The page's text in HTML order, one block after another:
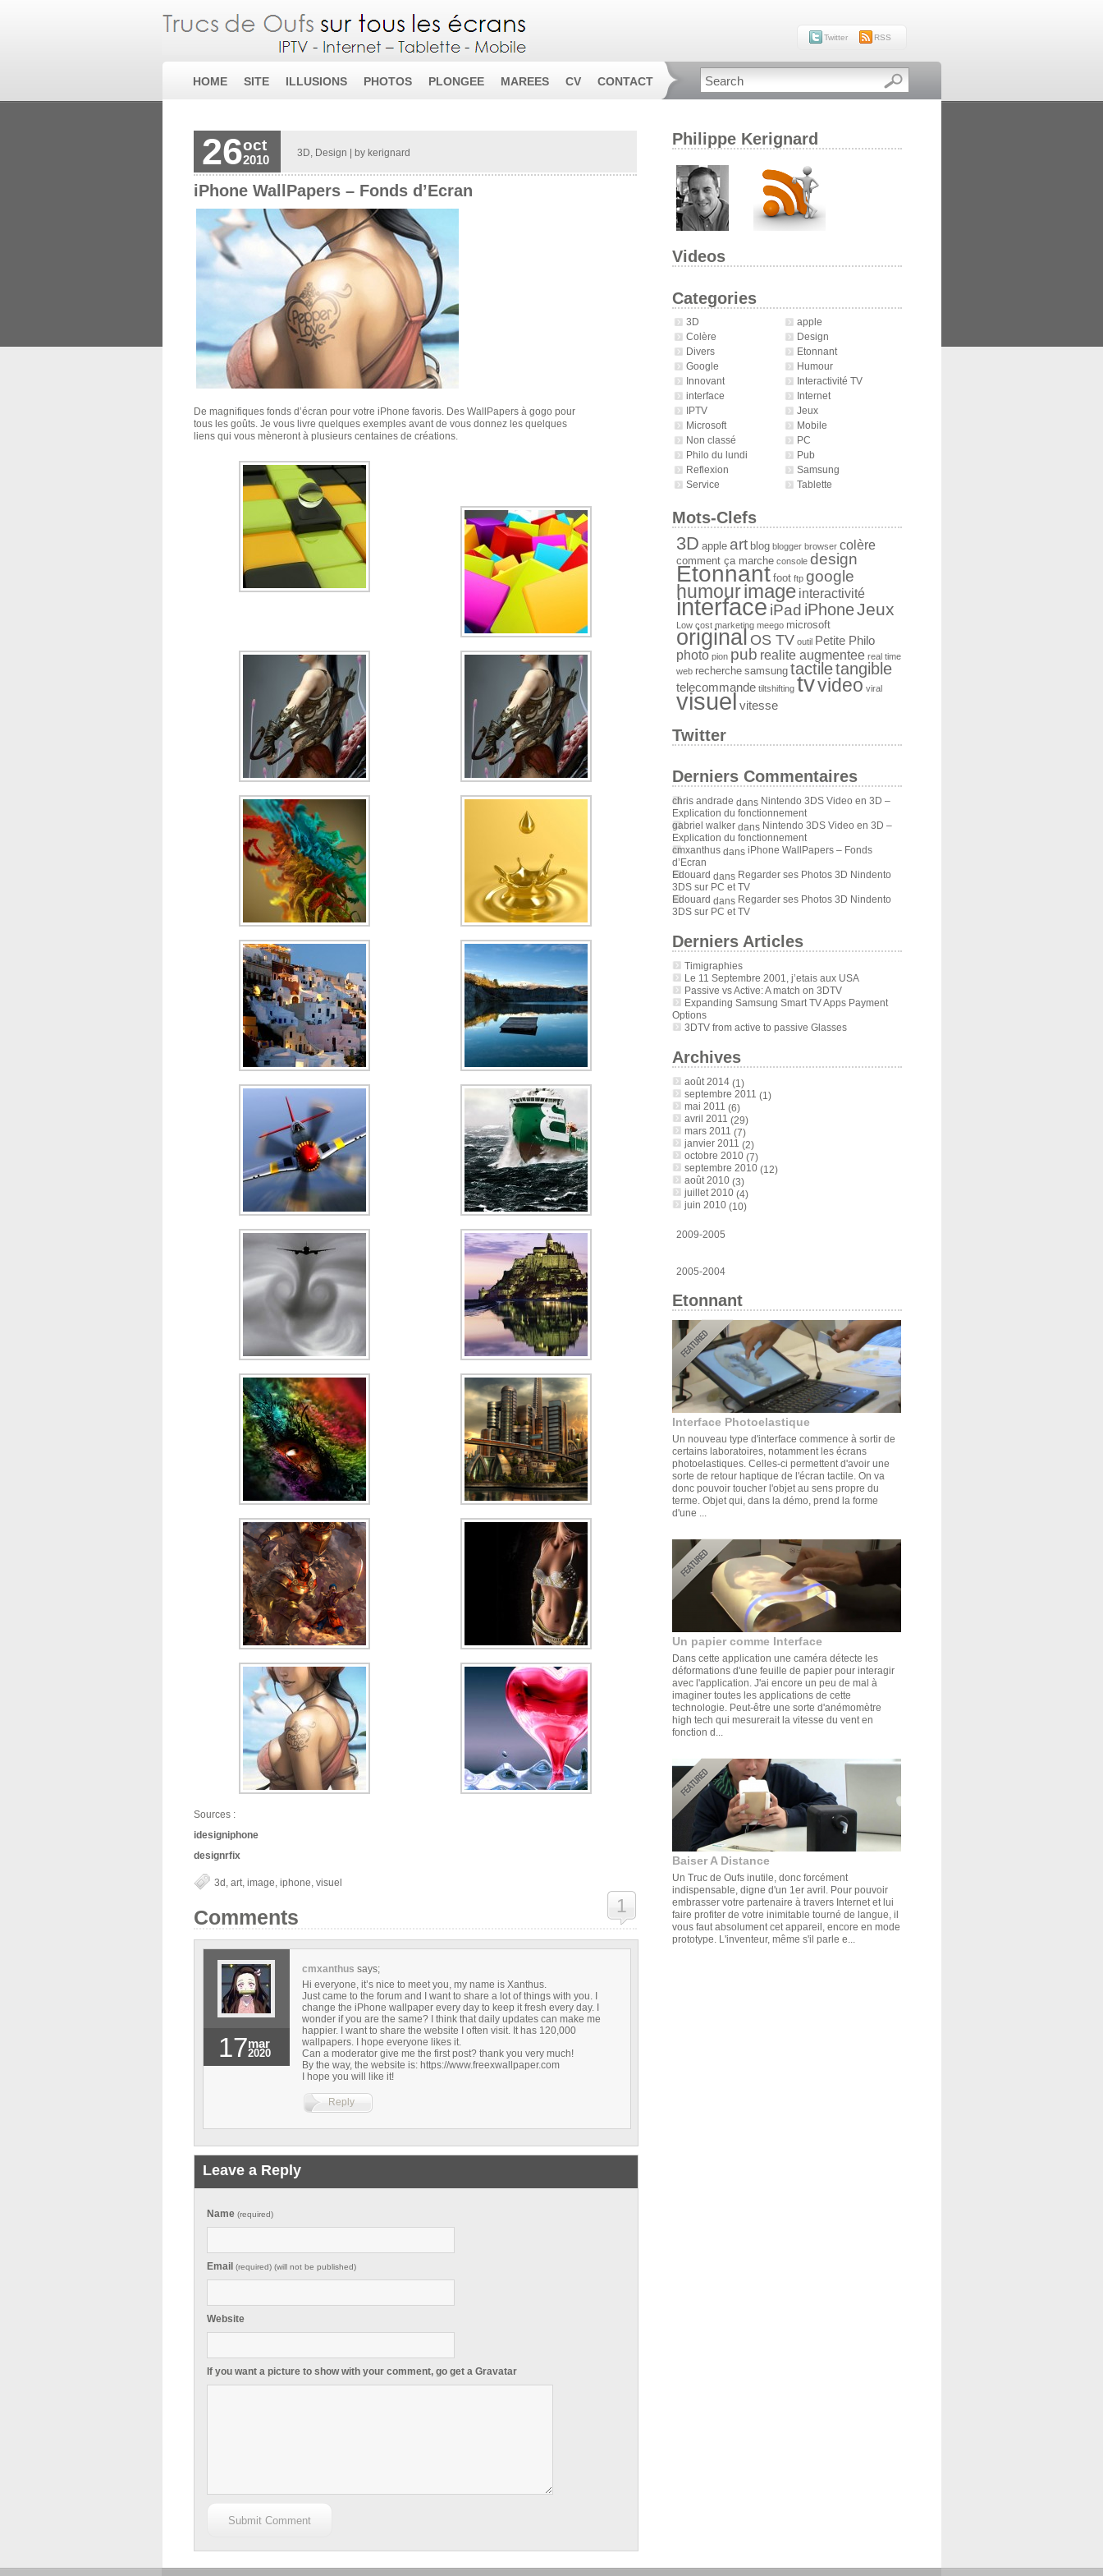
Twitter RSS
HOME SITE ILLUSIONS PHOTOS PLONGEE MAREES CV CONTACT
Philippe Kerignard
Videos
Categories
3D
apple
Colère
Design
Divers
Etonnant
Google
Humour
Innovant
Interactivité TV
interface
Internet
IPTV
Jeux
Microsoft
Mobile
Non classé
PC
Philo du lundi
Pub
Reflexion
Samsung
Service
Tablette
Mots-Clefs
3D apple art blog blogger browser colère
comment ça marche console design
Etonnant foot ftp google
humourimage interactivité
interface iPad iPhoneJeux
Low cost marketing meego microsoft
original OS TV outil Petite Philo
photo pion pub realite augmentee real time
web recherche samsung tactiletangible
telecommande tiltshifting tvvideo viral
visuel vitesse
Twitter
Derniers Commentaires
chris andrade dans Nintendo 3DS Video en 3D –
Explication du fonctionnement
gabriel walkerdans Nintendo 3DS Video en 3D –
Explication du fonctionnement
cmxanthusdans iPhone WallPapers – Fonds
d’Ecran
Edouard dans Regarder ses Photos 3D Nindento
3DS sur PC et TV
Edouard dans Regarder ses Photos 3D Nindento
3DS sur PC et TV
Derniers Articles
Timigraphies
Le 11 Septembre 2001, j’etais aux USA
Passive vs Active: A match on 3DTV
Expanding Samsung Smart TV Apps Payment
Options
3DTV from active to passive Glasses
Archives
août 2014(1)
septembre 2011 (1)
mai 2011 (6)
avril 2011 (29)
mars 2011 (7)
janvier 2011 (2)
octobre 2010(7)
septembre 2010(12)
août 2010(3)
juillet 2010(4)
juin 2010(10)
2009-2005
2005-2004
Etonnant
Interface Photoelastique
Un nouveau type d'interface commence à sortir de
certains laboratoires, notamment les écrans
photoelastiques. Celles-ci permettent d'avoir une
sorte de retour haptique de l'écran tactile. On va
donc pouvoir toucher l'objet au sens propre du
terme. Objet qui, dans la démo, prend la forme
d'une ...
Un papier comme Interface
Dans cette application une caméra détecte les
déformations d'une feuille de papier pour interagir
avec l'application. J'ai encore un peu de mal à
imaginer toutes les applications de cette
technologie. Peut-être une sorte d'anémomètre
high tech qui mesurerait la vitesse du vent en
fonction d...
Baiser A Distance
Un Truc de Oufs inutile, donc forcément
indispensable, digne d'un 1er avril. Pour pouvoir
embrasser votre partenaire à travers Internet et lui
faire profiter de votre inimitable tourné de langue, il
vous faut absolument cet appareil, encore en mode
prototype. L'inventeur, même s'il parle e...
26oct
2010
3D Design | by kerignard
iPhone WallPapers – Fonds d’Ecran
De magnifiques fonds d’écran pour votre iPhone favoris. Des WallPapers à gogo pour
tous les goûts. Je vous livre quelques exemples avant de vous donnez les quelques
liens qui vous mèneront à plusieurs centaines de créations.
Sources :
idesigniphone
designrfix
3d art, image iphone visuel
Comments 1
17mar
2020
cmxanthus says;
Hi everyone, it’s nice to meet you, my name is Xanthus.
Just came to the forum and I want to share a lot of things with you. I
change the iPhone wallpaper every day to keep it fresh every day. I
wonder if you are the same? I think that daily updates can make me
happier. I want to share the website I often visit. It has 120,000
wallpapers. I hope everyone likes it.
Can a moderator give me the first post? thank you very much!
By the way, the website is: https://www.freexwallpaper.com
I hope you will like it!
Reply
Leave a Reply
Name(required)
Email (required) (will not be published)
Website
If you want a picture to show with your comment, go get a Gravatar